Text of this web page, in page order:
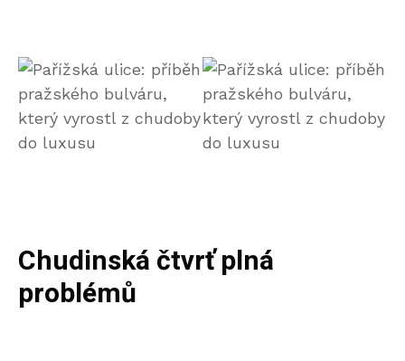
Chudinská čtvrť plná
problémů